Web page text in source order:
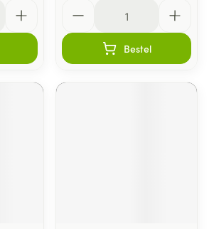
Bestel